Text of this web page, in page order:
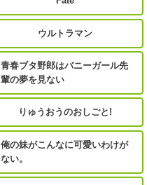
ウルトラマン
青春ブタ野郎はバニーガール先
輩の夢を見ない
りゅうおうのおしごと!
俺の妹がこんなに可愛いわけが
ない。